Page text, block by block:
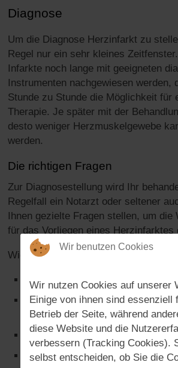
Diagnose
Um die Diagnose Herzinfarkt zu
Regel nur ein sehr kleines
Infarkte noch lange mit geeigneten
Instrumenten nachgewiesen werden,
Stunde zu Stunde die Möglichkeit für
Therapie. Je später mit der
desto weniger Herzmuskelgewebe
werden.
Die richtigen Fragen
Zur Diagnosestellung wird Ihr
Regelfall ein Notarzt oder seltener
Ihnen gezielte Fragen stellen, um
für das Vorliegen eines Herzinfarktes
Wichtige Fragen sind unter anderem:
wie alt Sie sind
ob die Schmerzen in der
körperlicher Anstrengung sind
ob bereits eine Gefäßerkrankung
ob Sie selbst eine
Wir benutzen Cookies
Wir nutzen Cookies auf unserer
Einige von ihnen sind essenziell
Betrieb der Seite, während
diese Website und die
verbessern (Tracking Cookies).
selbst entscheiden, ob Sie die